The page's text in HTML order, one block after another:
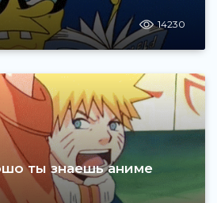
14230
ты знаешь аниме